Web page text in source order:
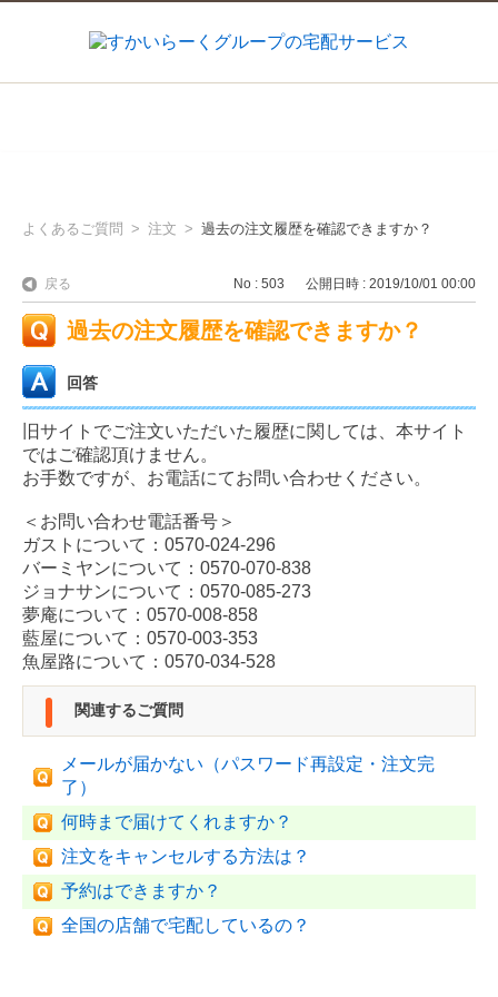
よくあるご質問 > 注文 > 過去の注文履歴を確認できますか？
戻る No : 503 公開日時 : 2019/10/01 00:00
過去の注文履歴を確認できますか？
回答
旧サイトでご注文いただいた履歴に関しては、本サイト
ではご確認頂けません。
お手数ですが、お電話にてお問い合わせください。
＜お問い合わせ電話番号＞
ガストについて：0570-024-296
バーミヤンについて：0570-070-838
ジョナサンについて：0570-085-273
夢庵について：0570-008-858
藍屋について：0570-003-353
魚屋路について：0570-034-528
関連するご質問
メールが届かない（パスワード再設定・注文完
了）
何時まで届けてくれますか？
注文をキャンセルする方法は？
予約はできますか？
全国の店舗で宅配しているの？